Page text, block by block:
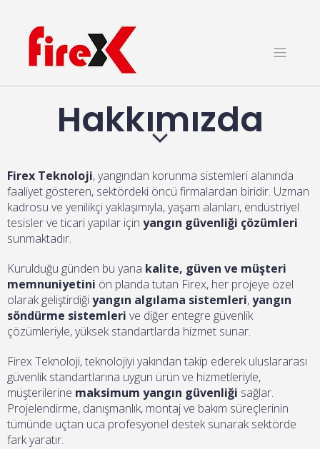
Hakkımızda
Firex Teknoloji, yangından korunma sistemleri alanında
faaliyet gösteren, sektördeki öncü firmalardan biridir. Uzman
kadrosu ve yenilikçi yaklaşımıyla, yaşam alanları, endüstriyel
tesisler ve ticari yapılar için yangın güvenliği çözümleri
sunmaktadır.
Kurulduğu günden bu yana kalite, güven ve müşteri
memnuniyetini ön planda tutan Firex, her projeye özel
olarak geliştirdiğiyangın algılama sistemleri,yangın
söndürme sistemleri ve diğer entegre güvenlik
çözümleriyle, yüksek standartlarda hizmet sunar.
Firex Teknoloji, teknolojiyi yakından takip ederek uluslararası
güvenlik standartlarına uygun ürün ve hizmetleriyle,
müşterilerine maksimum yangın güvenliği sağlar.
Projelendirme, danışmanlık, montaj ve bakım süreçlerinin
tümünde uçtan uca profesyonel destek sunarak sektörde
fark yaratır.